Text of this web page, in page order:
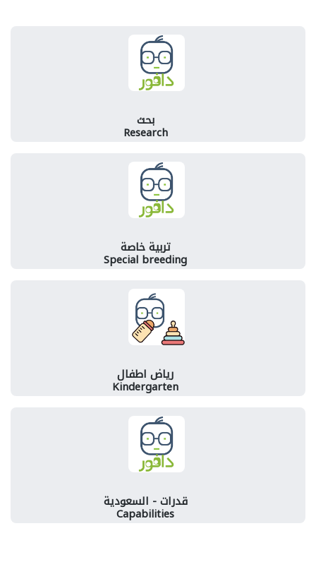
بحث
Research
تربية خاصة
Special breeding
رياض اطفال
Kindergarten
قدرات - السعودية
Capabilities